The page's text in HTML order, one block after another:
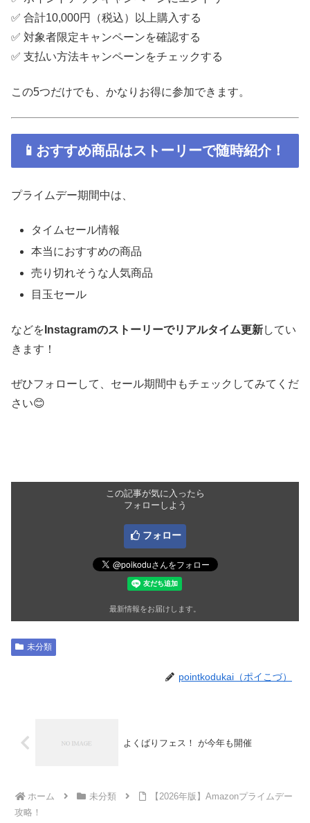
✅ 合計10,000円（税込）以上購入する
✅ 対象者限定キャンペーンを確認する
✅ 支払い方法キャンペーンをチェックする
この5つだけでも、かなりお得に参加できます。
📱おすすめ商品はストーリーで随時紹介！
プライムデー期間中は、
タイムセール情報
本当におすすめの商品
売り切れそうな人気商品
目玉セール
などを Instagramのストーリーでリアルタイム更新してい
きます！
ぜひフォローして、セール期間中もチェックしてみてくだ
さい😊
この記事が気に入ったら
フォローしよう
フォロー
最新情報をお届けします。
未分類
pointkodukai（ポイこづ）
よくばりフェス！ が今年も開催
ホーム 未分類
【2026年版】Amazonプライムデー
攻略！